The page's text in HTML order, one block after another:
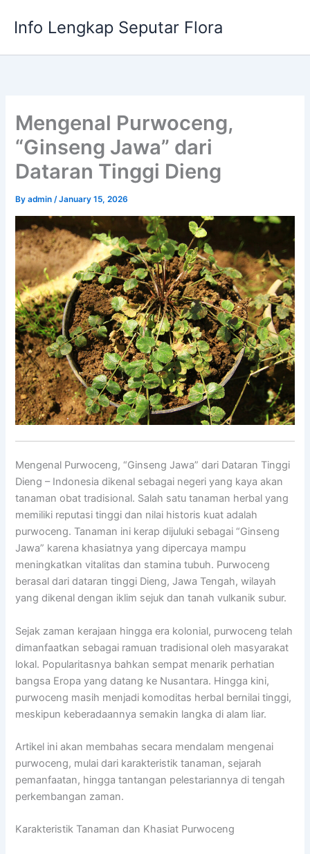
Info Lengkap Seputar Flora
Mengenal Purwoceng,
“Ginseng Jawa” dari
Dataran Tinggi Dieng
Byadmin/January 15, 2026
Mengenal Purwoceng, “Ginseng Jawa” dari Dataran Tinggi
Dieng – Indonesia dikenal sebagai negeri yang kaya akan
tanaman obat tradisional. Salah satu tanaman herbal yang
memiliki reputasi tinggi dan nilai historis kuat adalah
purwoceng. Tanaman ini kerap dijuluki sebagai “Ginseng
Jawa” karena khasiatnya yang dipercaya mampu
meningkatkan vitalitas dan stamina tubuh. Purwoceng
berasal dari dataran tinggi Dieng, Jawa Tengah, wilayah
yang dikenal dengan iklim sejuk dan tanah vulkanik subur.
Sejak zaman kerajaan hingga era kolonial, purwoceng telah
dimanfaatkan sebagai ramuan tradisional oleh masyarakat
lokal. Popularitasnya bahkan sempat menarik perhatian
bangsa Eropa yang datang ke Nusantara. Hingga kini,
purwoceng masih menjadi komoditas herbal bernilai tinggi,
meskipun keberadaannya semakin langka di alam liar.
Artikel ini akan membahas secara mendalam mengenai
purwoceng, mulai dari karakteristik tanaman, sejarah
pemanfaatan, hingga tantangan pelestariannya di tengah
perkembangan zaman.
Karakteristik Tanaman dan Khasiat Purwoceng